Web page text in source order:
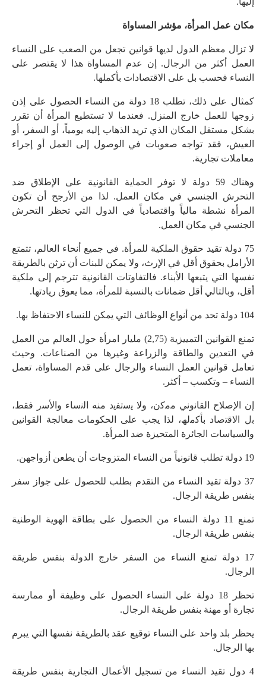
مكان عمل المرأة، مؤشر المساواة
لا تزال معظم الدول لديها قوانين تجعل من الصعب على النساء
العمل أكثر من الرجال. إن عدم المساواة هذا لا يقتصر على
النساء فحسب بل على الاقتصادات بأكملها.
كمثال على ذلك، تطلب 18 دولة من النساء الحصول على إذن
زوجها للعمل خارج المنزل. فعندما لا تستطيع المرأة أن تقرر
بشكل مستقل المكان الذي تريد الذهاب إليه يومياً، أو السفر، أو
العيش، فقد تواجه صعوبات في الوصول إلى العمل أو إجراء
معاملات تجارية.
وهناك 59 دولة لا توفر الحماية القانونية على الإطلاق ضد
التحرش الجنسي في مكان العمل. لذا من الأرجح أن تكون
المرأة نشطة مالياً واقتصادياً في الدول التي تحظر التحرش
الجنسي في مكان العمل.
75 دولة تقيد حقوق الملكية للمرأة. في جميع أنحاء العالم، تتمتع
الأرامل بحقوق أقل في الإرث، ولا يمكن للبنات أن ترثن بالطريقة
نفسها التي يتبعها الأبناء. فالتفاوتات القانونية تترجم إلى ملكية
أقل، وبالتالي أقل ضمانات بالنسبة للمرأة، مما يعوق ريادتها.
104 دولة تحد من أنواع الوظائف التي يمكن للنساء الاحتفاظ بها.
تمنع القوانين التمييزية (2,75) مليار امرأة حول العالم من العمل
في التعدين والطاقة والزراعة وغيرها من الصناعات. وحيث
تعامل قوانين العمل النساء والرجال على قدم المساواة، تعمل
النساء – وتكسب – أكثر.
إن اﻹﺻﻼح اﻟﻘﺎﻧوﻧﻲ ﻣﻣﮐن، وﻻ ﯾﺳﺗﻔﯾد منه اﻟﻧﺳﺎء واﻷﺳر فقط،
ﺑل اﻻﻗﺗﺻﺎد ﺑﺄﮐﻣﻟﮫ، لذا يجب على الحكومات معالجة القوانين
والسياسات الجائرة المتحيزة ضد المرأة.
19 دولة تطلب قانونياً من النساء المتزوجات أن يطعن أزواجهن.
37 دولة تقيد النساء من التقدم بطلب للحصول على جواز سفر
بنفس طريقة الرجال.
تمنع 11 دولة النساء من الحصول على بطاقة الهوية الوطنية
بنفس طريقة الرجال.
17 دولة تمنع النساء من السفر خارج الدولة بنفس طريقة
الرجال.
تحظر 18 دولة على النساء الحصول على وظيفة أو ممارسة
تجارة أو مهنة بنفس طريقة الرجال.
يحظر بلد واحد على النساء توقيع عقد بالطريقة نفسها التي يبرم
بها الرجال.
4 دول تقيد النساء من تسجيل الأعمال التجارية بنفس طريقة